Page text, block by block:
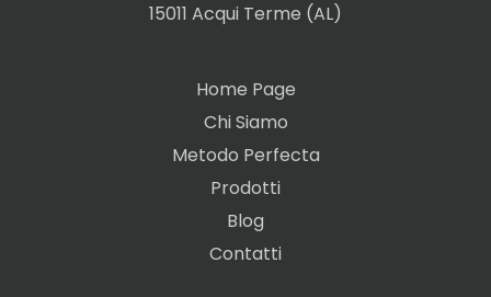
15011 Acqui Terme (AL)
Home Page
Chi Siamo
Metodo Perfecta
Prodotti
Blog
Contatti